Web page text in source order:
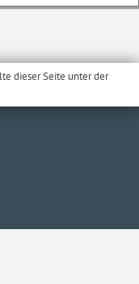
dieser Seite unter der